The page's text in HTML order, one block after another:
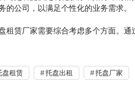
的公司，以满足个性化的业务需求。
租赁厂家需要综合考虑多个方面。
盘租赁 托盘出租 托盘厂家